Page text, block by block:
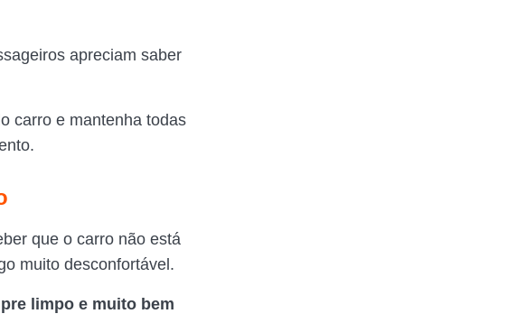
apreciam saber
carro e mantenha todas
que o carro não está
muito desconfortável.
limpo e muito bem